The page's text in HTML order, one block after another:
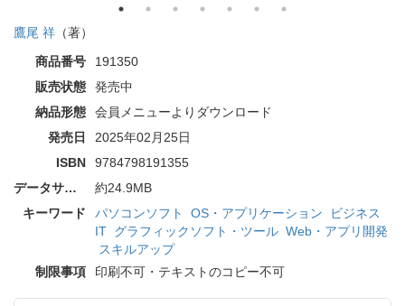
鷹尾 祥 （著）
商品番号
191350
販売状態
発売中
納品形態
会員メニューよりダウンロード
発売日
2025年02月25日
ISBN
9784798191355
データサイズ
約24.9MB
キーワード
パソコンソフト OS・アプリケーション
ビジネス
IT グラフィックソフト・ツール Web・アプリ開発
スキルアップ
制限事項
印刷不可・テキストのコピー不可